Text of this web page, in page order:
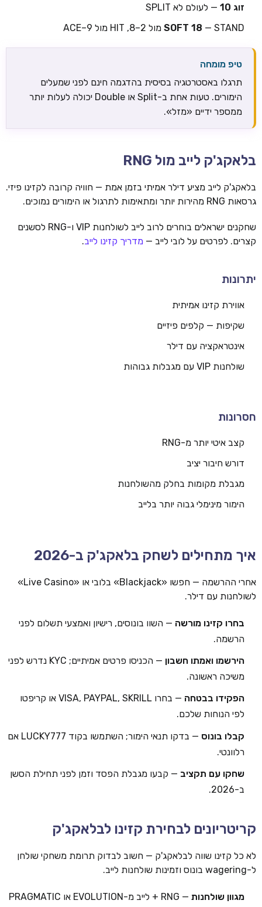
זוג 10
— לעולם לא SPLIT
SOFT 18 — STAND מול 2–8, HIT מול 9–ACE
טיפ מומחה
תרגלו באסטרטגיה בסיסית בהדגמה חינם לפני שמעלים
הימורים. טעות אחת ב-Split או Double יכולה לעלות יותר
ממספר ידיים «מזל».
בלאקג'ק לייב מול RNG
בלאקג'ק לייב מציע דילר אמיתי בזמן אמת — חוויה קרובה לקזינו פיזי.
גרסאות RNG מהירות יותר ומתאימות לתרגול או הימורים נמוכים.
שחקנים ישראלים בוחרים לרוב לייב לשולחנות VIP ו-RNG לסשנים
קצרים. לפרטים על לובי לייב — מדריך קזינו לייב.
יתרונות
אווירת קזינו אמיתית
שקיפות — קלפים פיזיים
אינטראקציה עם דילר
שולחנות VIP עם מגבלות גבוהות
חסרונות
קצב איטי יותר מ-RNG
דורש חיבור יציב
מגבלת מקומות בחלק מהשולחנות
הימור מינימלי גבוה יותר בלייב
איך מתחילים לשחק בלאקג'ק ב-2026
אחרי ההרשמה — חפשו «Blackjack» בלובי או «Live Casino»
לשולחנות עם דילר.
בחרו קזינו מורשה — השוו בונוסים, רישיון ואמצעי תשלום לפני
הרשמה.
הירשמו ואמתו חשבון
— הכניסו פרטים אמיתיים; KYC נדרש לפני
משיכה ראשונה.
הפקידו בבטחה
— בחרו VISA, PAYPAL, SKRILL או קריפטו
לפי הנוחות שלכם.
קבלו בונוס
— בדקו תנאי הימור; השתמשו בקוד LUCKY777 אם
רלוונטי.
שחקו עם תקציב — קבעו מגבלת הפסד וזמן לפני תחילת הסשן
ב-2026.
קריטריונים לבחירת קזינו לבלאקג'ק
לא כל קזינו שווה לבלאקג'ק — חשוב לבדוק תרומת משחקי שולחן
ל-wagering בונוס וזמינות שולחנות לייב.
מגוון שולחנות — RNG + לייב מ-EVOLUTION או PRAGMATIC